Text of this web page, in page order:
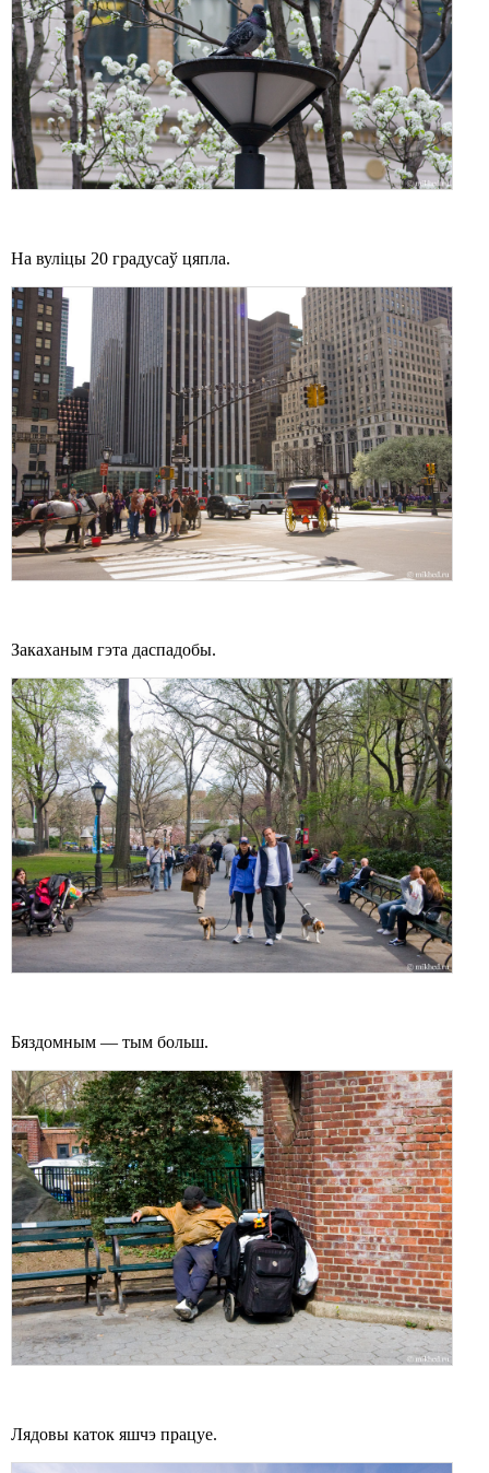
На вуліцы 20 градусаў цяпла.
Закаханым гэта даспадобы.
Бяздомным — тым больш.
Лядовы каток яшчэ працуе.